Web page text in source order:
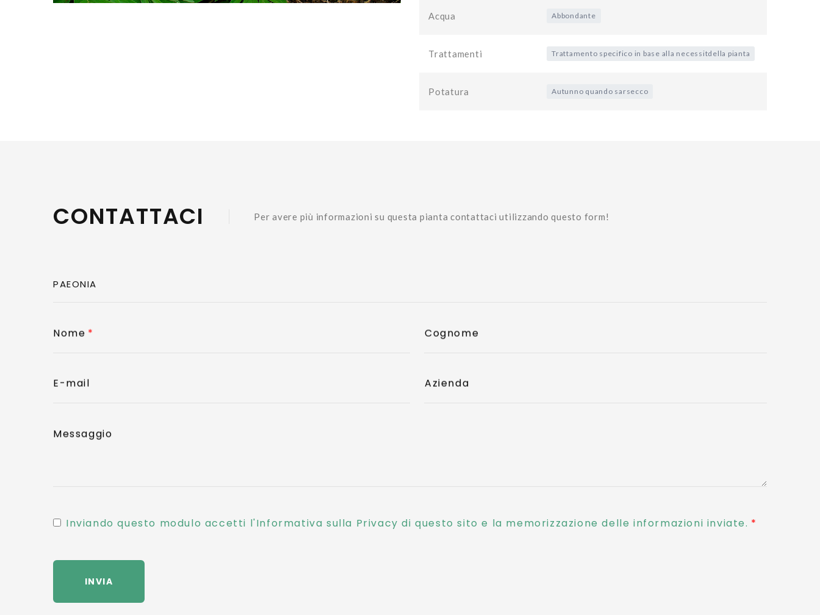
Acqua Abbondante
Trattamenti Trattamento specifico in base alla necessitdella pianta
Potatura Autunno quando sarsecco
CONTATTACI Per avere più informazioni su questa pianta contattaci utilizzando questo form!
Nome Cognome
E-mail Azienda
Messaggio
Inviando questo modulo accetti l'Informativa sulla Privacy di questo sito e la memorizzazione delle informazioni inviate.
INVIA